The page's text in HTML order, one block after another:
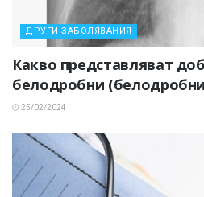
ДРУГИ ЗАБОЛЯВАНИЯ
Какво представляват
белодробни
25/02/2024